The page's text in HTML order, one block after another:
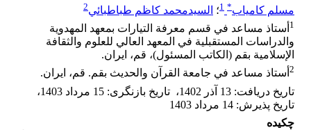
مسلم کامیاب*
1؛ السیدمحمد کاظم طباطبائي2
1 أستاذ مساعد في قسم معرفة التيارات بمعهد المهدوية
والدراسات المستقبلية في المعهد العالي للعلوم والثقافة
الإسلامية بقم (الکاتب المسئول)، قم، ایران.
2 أستاذ مساعد في جامعة القرآن والحديث بقم. قم، ایران.
تاریخ دریافت: 13 آذر 1402 ، تاریخ بازنگری: 15 مرداد 1403
،
تاریخ پذیرش: 14 مرداد 1403
چکیده